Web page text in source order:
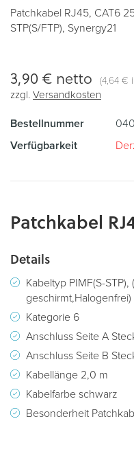
springen
Patchkabel RJ45, CAT6
STP(S/FTP), Synergy21
3,90 € netto (4,64 €
zzgl. Versandkosten
Bestellnummer
Verfügbarkeit
Patchkabel
Details
Kabeltyp PIMF(S-
geschirmt,Halogenfrei)
Kategorie 6
Anschluss Seite A
Anschluss Seite B
Kabellänge 2,0 m
Kabelfarbe schwarz
Besonderheit